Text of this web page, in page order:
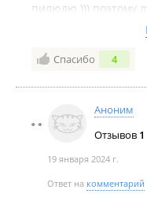
пилюлю ))) поэтому
советую там
пор кажется что
Спасибо 4
Аноним
Отзывов 1
19 января 2024 г.
Ответ на комментарий